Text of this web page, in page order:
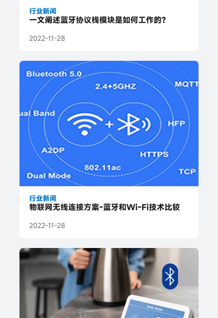
行业新闻
一文阐述蓝牙协议栈模块是如何工作的?
2022-11-28
行业新闻
物联网无线连接方案-蓝牙和Wi-Fi技术比较
2022-11-28